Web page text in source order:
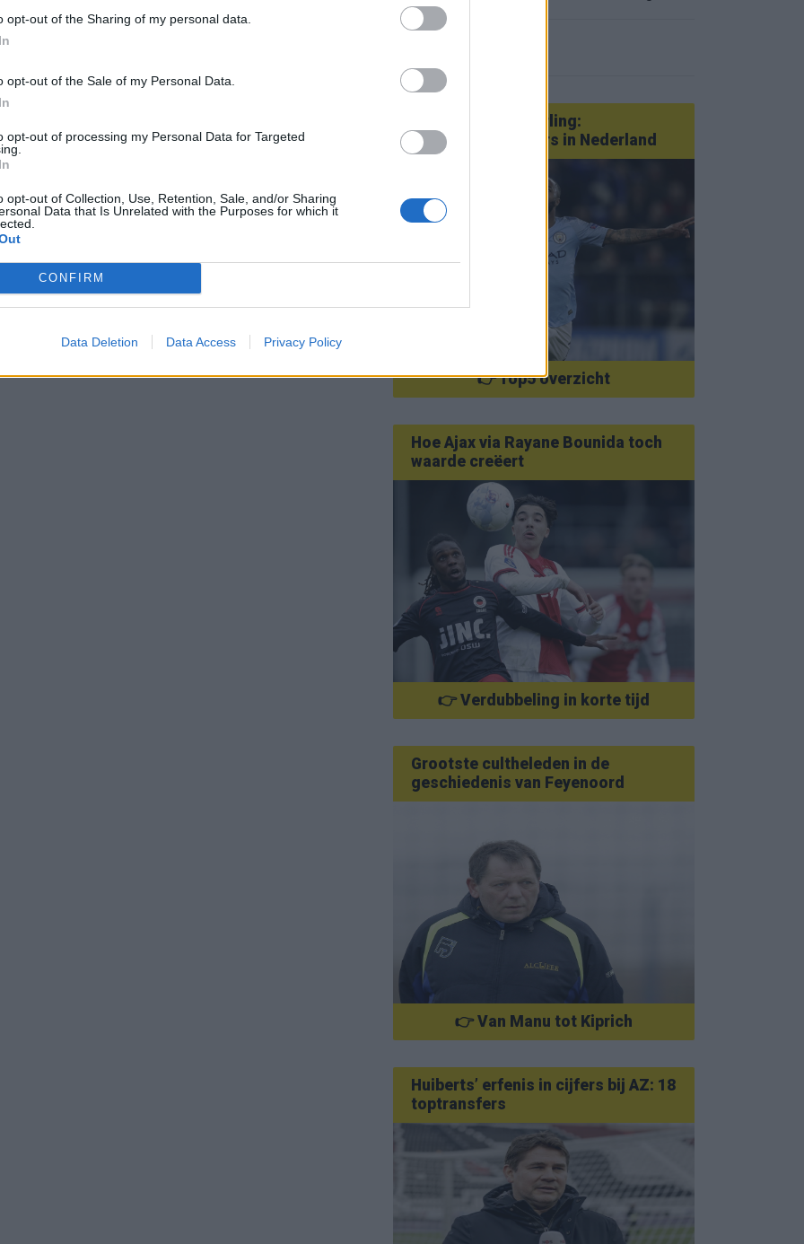
opt-out of the Sharing of my personal data.
opt-out of the Sale of my Personal Data.
opt-out of processing my Personal Data for Targeted
opt-out of Collection, Use, Retention, Sale, and/or Sharing
Data that Is Unrelated with the Purposes for which it
CONFIRM
Data Deletion Data Access Privacy Policy
lef of overmoed?
nieuwe route
Gil Mora blijkt onhaalbaar voor Eredivisie-top
doelwit
Van Götze tot Sterling:
statementtransfers in Nederland
👉 Top5 overzicht
Hoe Ajax via Rayane Bounida toch
waarde creëert
👉 Verdubbeling in korte tijd
Grootste cultheleden in de
geschiedenis van Feyenoord
👉 Van Manu tot Kiprich
Huiberts’ erfenis in cijfers bij AZ: 18
toptransfers